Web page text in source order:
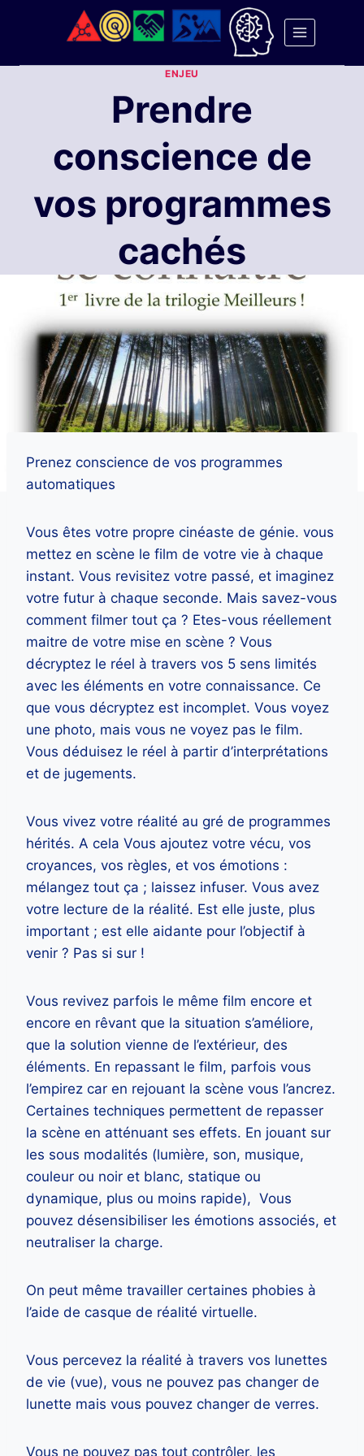
ENJEU
Prendre
conscience de
vos programmes
cachés
Prenez conscience de vos programmes
automatiques
Vous êtes votre propre cinéaste de génie. vous
mettez en scène le film de votre vie à chaque
instant. Vous revisitez votre passé, et imaginez
votre futur à chaque seconde. Mais savez-vous
comment filmer tout ça ? Etes-vous réellement
maitre de votre mise en scène ? Vous
décryptez le réel à travers vos 5 sens limités
avec les éléments en votre connaissance. Ce
que vous décryptez est incomplet. Vous voyez
une photo, mais vous ne voyez pas le film.
Vous déduisez le réel à partir d’interprétations
et de jugements.
Vous vivez votre réalité au gré de programmes
hérités. A cela Vous ajoutez votre vécu, vos
croyances, vos règles, et vos émotions :
mélangez tout ça ; laissez infuser. Vous avez
votre lecture de la réalité. Est elle juste, plus
important ; est elle aidante pour l’objectif à
venir ? Pas si sur !
Vous revivez parfois le même film encore et
encore en rêvant que la situation s’améliore,
que la solution vienne de l’extérieur, des
éléments. En repassant le film, parfois vous
l’empirez car en rejouant la scène vous l’ancrez.
Certaines techniques permettent de repasser
la scène en atténuant ses effets. En jouant sur
les sous modalités (lumière, son, musique,
couleur ou noir et blanc, statique ou
dynamique, plus ou moins rapide), Vous
pouvez désensibiliser les émotions associés, et
neutraliser la charge.
On peut même travailler certaines phobies à
l’aide de casque de réalité virtuelle.
Vous percevez la réalité à travers vos lunettes
de vie (vue), vous ne pouvez pas changer de
lunette mais vous pouvez changer de verres.
Vous ne pouvez pas tout contrôler, les